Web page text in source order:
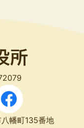
幡町135番地